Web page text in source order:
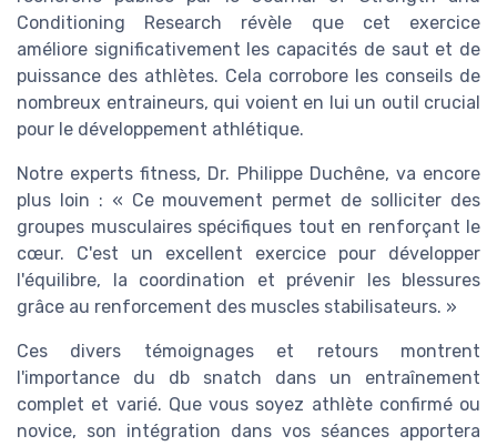
puissance des athlètes. Cela corrobore les conseils de
nombreux entraineurs, qui voient en lui un outil crucial
pour le développement athlétique.
Notre experts fitness, Dr. Philippe Duchêne, va encore
plus loin : « Ce mouvement permet de solliciter des
groupes musculaires spécifiques tout en renforçant le
cœur. C'est un excellent exercice pour développer
l'équilibre, la coordination et prévenir les blessures
grâce au renforcement des muscles stabilisateurs. »
Ces divers témoignages et retours montrent
l'importance du db snatch dans un entraînement
complet et varié. Que vous soyez athlète confirmé ou
novice, son intégration dans vos séances apportera
des bénéfices indéniables à votre condition physique.